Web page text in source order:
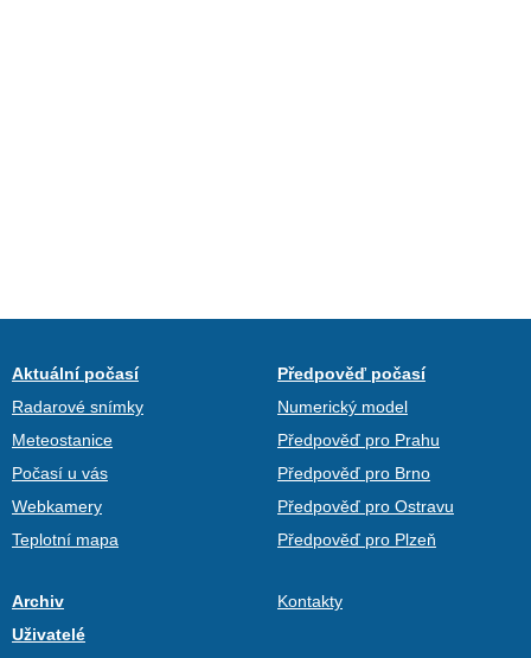
Aktuální počasí
Radarové snímky
Meteostanice
Počasí u vás
Webkamery
Teplotní mapa
Předpověď počasí
Numerický model
Předpověď pro Prahu
Předpověď pro Brno
Předpověď pro Ostravu
Předpověď pro Plzeň
Archiv
Uživatelé
Kontakty